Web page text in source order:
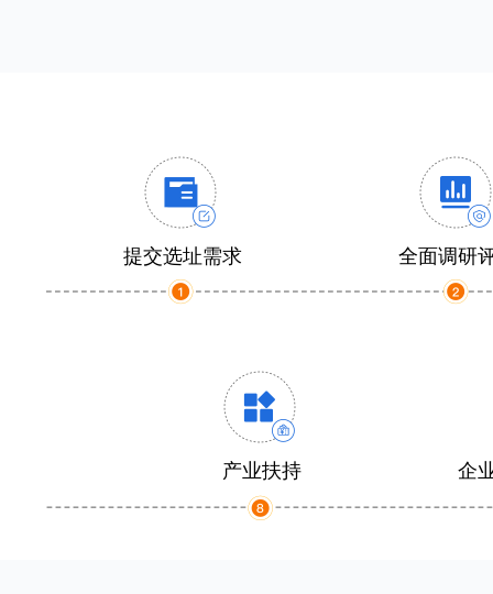
提交选址需求 全面调研
产业扶持 企